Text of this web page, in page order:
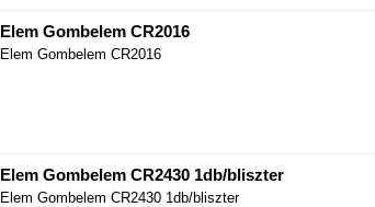
Elem Gombelem CR2016
Elem Gombelem CR2016
Elem Gombelem CR2430 1db/bliszter
Elem Gombelem CR2430 1db/bliszter